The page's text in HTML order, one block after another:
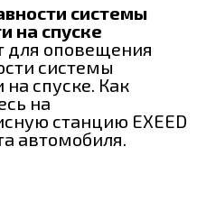
системы
на спуске
для оповещения
системы
спуске. Как
на
станцию EXEED
автомобиля.